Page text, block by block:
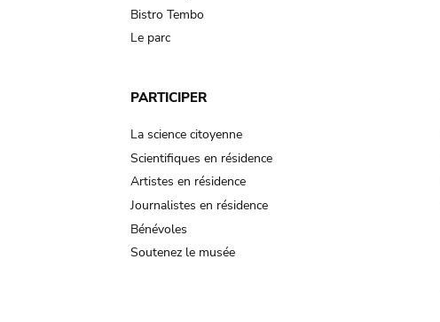
Bistro Tembo
Le parc
PARTICIPER
La science citoyenne
Scientifiques en résidence
Artistes en résidence
Journalistes en résidence
Bénévoles
Soutenez le musée